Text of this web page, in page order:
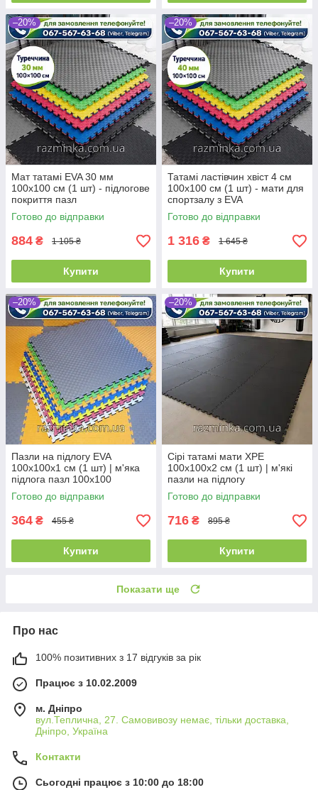
–20%
Мат татамі EVA 30 мм
100х100 см (1 шт) - підлогове
покриття пазл
Готово до відправки
884 ₴ 1 105 ₴
Купити
–20%
Татамі ластівчин хвіст 4 см
100х100 см (1 шт) - мати для
спортзалу з EVA
Готово до відправки
1 316 ₴ 1 645 ₴
Купити
–20%
Пазли на підлогу EVA
100х100х1 см (1 шт) | м'яка
підлога пазл 100х100
Готово до відправки
364 ₴ 455 ₴
Купити
–20%
Сірі татамі мати XPE
100х100х2 см (1 шт) | м'які
пазли на підлогу
Готово до відправки
716 ₴ 895 ₴
Купити
Показати ще
Про нас
100% позитивних з 17 відгуків за рік
Працює з 10.02.2009
м. Дніпро
вул.Теплична, 27. Самовивозу немає, тільки доставка,
Дніпро, Україна
Контакти
Сьогодні працює з 10:00 до 18:00